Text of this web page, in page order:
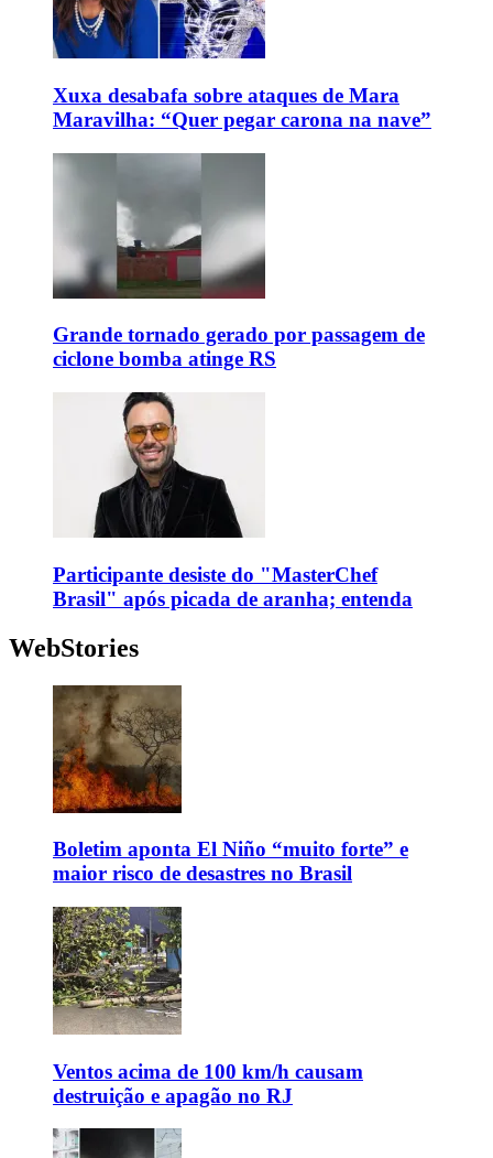
Xuxa desabafa sobre ataques de Mara
Maravilha: “Quer pegar carona na nave”
Grande tornado gerado por passagem de
ciclone bomba atinge RS
Participante desiste do "MasterChef
Brasil" após picada de aranha; entenda
WebStories
Boletim aponta El Niño “muito forte” e
maior risco de desastres no Brasil
Ventos acima de 100 km/h causam
destruição e apagão no RJ